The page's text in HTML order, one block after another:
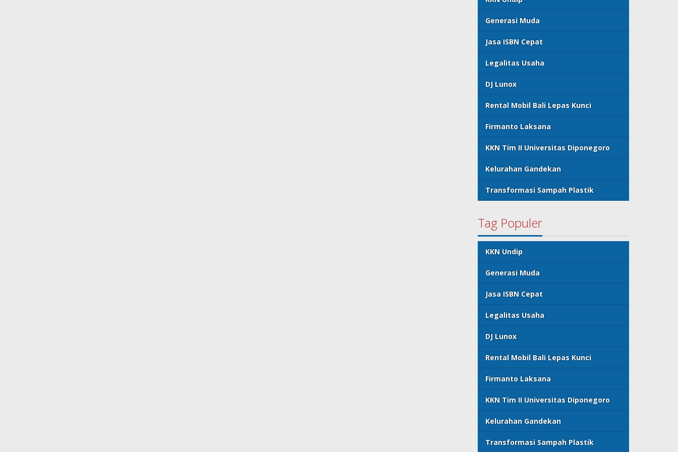
Generasi Muda
Jasa ISBN Cepat
Legalitas Usaha
DJ Lunox
Rental Mobil Bali Lepas Kunci
Firmanto Laksana
KKN Tim II Universitas Diponegoro
Kelurahan Gandekan
Transformasi Sampah Plastik
Tag Populer
KKN Undip
Generasi Muda
Jasa ISBN Cepat
Legalitas Usaha
DJ Lunox
Rental Mobil Bali Lepas Kunci
Firmanto Laksana
KKN Tim II Universitas Diponegoro
Kelurahan Gandekan
Transformasi Sampah Plastik